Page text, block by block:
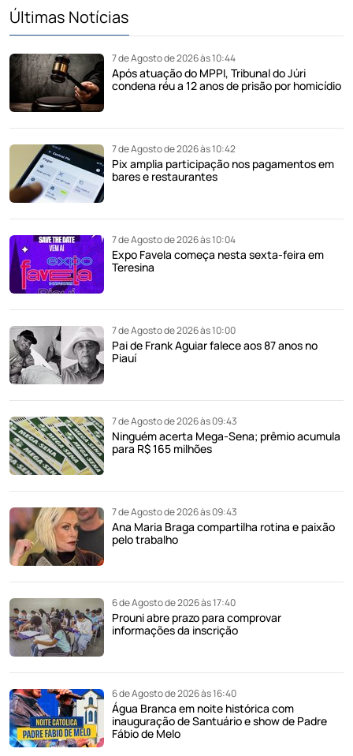
Últimas Notícias
7 de Agosto de 2026 às 10:44
Após atuação do MPPI, Tribunal do Júri
condena réu a 12 anos de prisão por homicídio
7 de Agosto de 2026 às 10:42
Pix amplia participação nos pagamentos em
bares e restaurantes
7 de Agosto de 2026 às 10:04
Expo Favela começa nesta sexta-feira em
Teresina
7 de Agosto de 2026 às 10:00
Pai de Frank Aguiar falece aos 87 anos no
Piauí
7 de Agosto de 2026 às 09:43
Ninguém acerta Mega-Sena; prêmio acumula
para R$ 165 milhões
7 de Agosto de 2026 às 09:43
Ana Maria Braga compartilha rotina e paixão
pelo trabalho
6 de Agosto de 2026 às 17:40
Prouni abre prazo para comprovar
informações da inscrição
6 de Agosto de 2026 às 16:40
Água Branca em noite histórica com
inauguração de Santuário e show de Padre
Fábio de Melo